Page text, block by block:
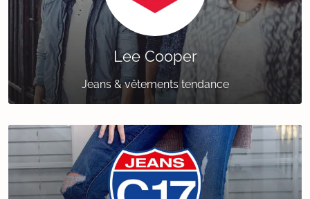
Lee Cooper
Jeans & vêtements tendance